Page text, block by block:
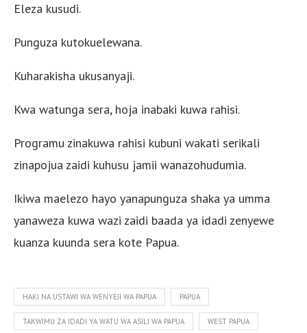
Eleza kusudi.
Punguza kutokuelewana.
Kuharakisha ukusanyaji.
Kwa watunga sera, hoja inabaki kuwa rahisi.
Programu zinakuwa rahisi kubuni wakati serikali
zinapojua zaidi kuhusu jamii wanazohudumia.
Ikiwa maelezo hayo yanapunguza shaka ya umma
yanaweza kuwa wazi zaidi baada ya idadi zenyewe
kuanza kuunda sera kote Papua.
HAKI NA USTAWI WA WENYEJI WA PAPUA PAPUA
TAKWIMU ZA IDADI YA WATU WA ASILI WA PAPUA WEST PAPUA